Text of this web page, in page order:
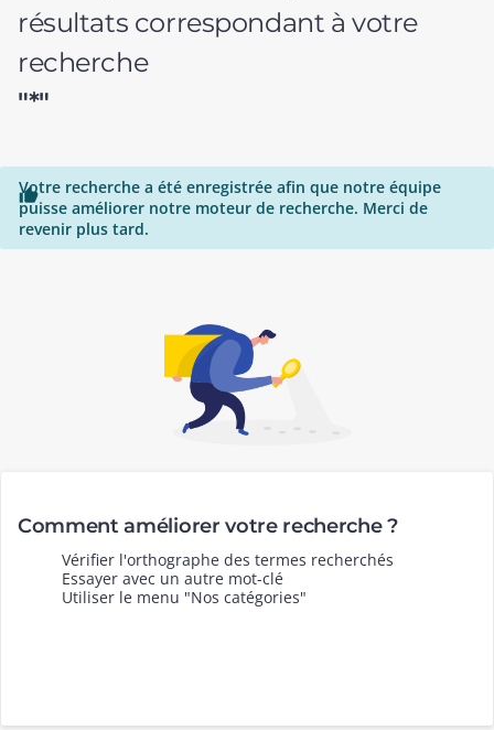
résultats correspondant à votre
recherche
"*"

Votre recherche a été enregistrée afin que notre équipe
puisse améliorer notre moteur de recherche. Merci de
revenir plus tard.
Comment améliorer votre recherche ?
Vérifier l'orthographe des termes recherchés
Essayer avec un autre mot-clé
Utiliser le menu "Nos catégories"